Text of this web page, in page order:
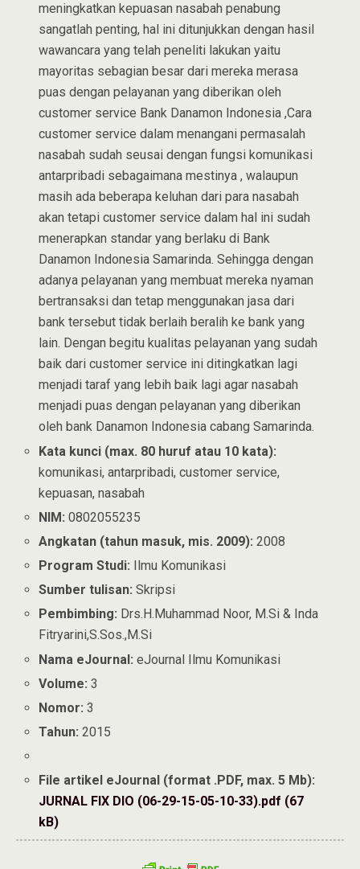
meningkatkan kepuasan nasabah penabung
sangatlah penting, hal ini ditunjukkan dengan hasil
wawancara yang telah peneliti lakukan yaitu
mayoritas sebagian besar dari mereka merasa
puas dengan pelayanan yang diberikan oleh
customer service Bank Danamon Indonesia ,Cara
customer service dalam menangani permasalah
nasabah sudah seusai dengan fungsi komunikasi
antarpribadi sebagaimana mestinya , walaupun
masih ada beberapa keluhan dari para nasabah
akan tetapi customer service dalam hal ini sudah
menerapkan standar yang berlaku di Bank
Danamon Indonesia Samarinda. Sehingga dengan
adanya pelayanan yang membuat mereka nyaman
bertransaksi dan tetap menggunakan jasa dari
bank tersebut tidak berlaih beralih ke bank yang
lain. Dengan begitu kualitas pelayanan yang sudah
baik dari customer service ini ditingkatkan lagi
menjadi taraf yang lebih baik lagi agar nasabah
menjadi puas dengan pelayanan yang diberikan
oleh bank Danamon Indonesia cabang Samarinda.
Kata kunci (max. 80 huruf atau 10 kata):
komunikasi, antarpribadi, customer service,
kepuasan, nasabah
NIM: 0802055235
Angkatan (tahun masuk, mis. 2009): 2008
Program Studi: Ilmu Komunikasi
Sumber tulisan: Skripsi
Pembimbing: Drs.H.Muhammad Noor, M.Si & Inda
Fitryarini,S.Sos.,M.Si
Nama eJournal: eJournal Ilmu Komunikasi
Volume: 3
Nomor: 3
Tahun: 2015
File artikel eJournal (format .PDF, max. 5 Mb):
JURNAL FIX DIO (06-29-15-05-10-33).pdf (67
kB)